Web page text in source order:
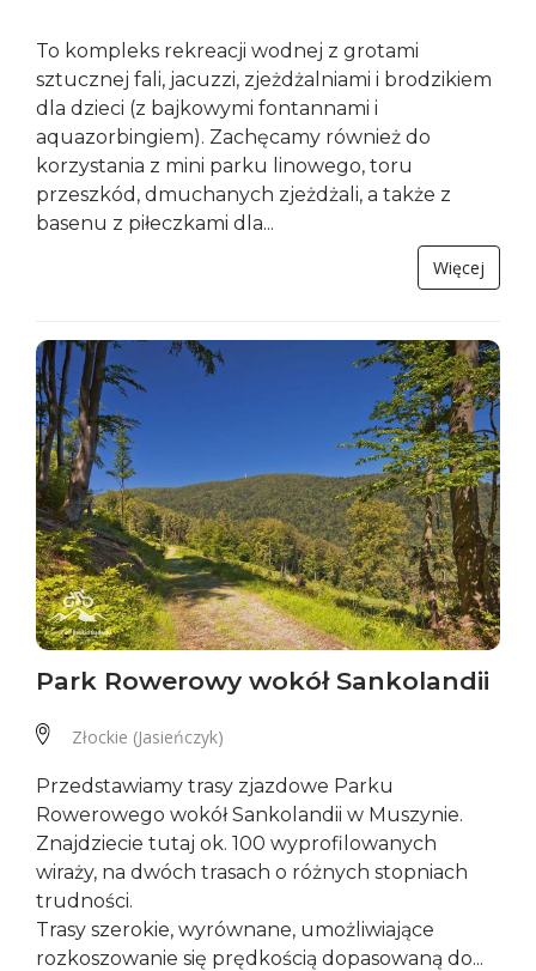
To kompleks rekreacji wodnej z grotami
sztucznej fali, jacuzzi, zjeżdżalniami i brodzikiem
dla dzieci (z bajkowymi fontannami i
aquazorbingiem). Zachęcamy również do
korzystania z mini parku linowego, toru
przeszkód, dmuchanych zjeżdżali, a także z
basenu z piłeczkami dla...
Więcej
Park Rowerowy wokół Sankolandii
Złockie (Jasieńczyk)
Przedstawiamy trasy zjazdowe Parku
Rowerowego wokół Sankolandii w Muszynie.
Znajdziecie tutaj ok. 100 wyprofilowanych
wiraży, na dwóch trasach o różnych stopniach
trudności.
Trasy szerokie, wyrównane, umożliwiające
rozkoszowanie się prędkością dopasowaną do...